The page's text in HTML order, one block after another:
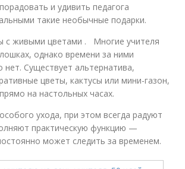
и удивить педагога
такие необычные подарки.
с живыми цветами . Многие учителя
однако времени за ними
нет. Существует альтернатива,
цветы, кактусы или мини-газон,
на настольных часах.
ухода, при этом всегда радуют
практическую функцию —
может следить за временем.